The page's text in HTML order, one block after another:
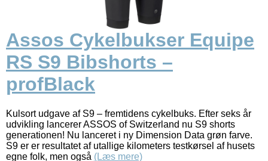
Assos Cykelbukser Equipe
RS S9 Bibshorts –
profBlack
Kulsort udgave af S9 – fremtidens cykelbuks. Efter seks år
udvikling lancerer ASSOS of Switzerland nu S9 shorts
generationen! Nu lanceret i ny Dimension Data grøn farve.
S9 er er resultatet af utallige kilometers testkørsel af husets
egne folk, men også (Læs mere)